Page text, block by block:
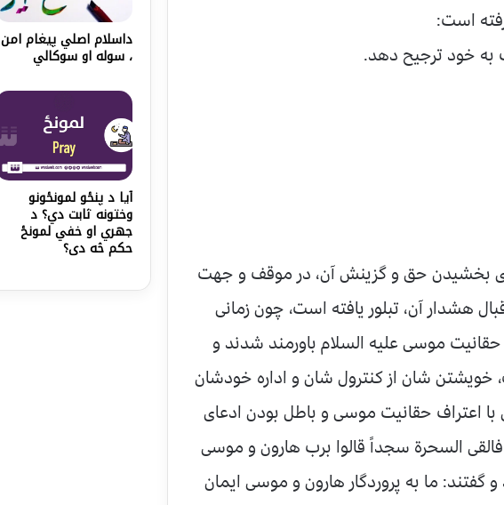
است:
به خود ترجیح دهد.
بخشیدن حق و گزینش آن، در موقف و جهت
هشدار آن، تبلور یافته است، چون زمانی
موسی علیه السلام باورمند شدند و
شان از کنترول شان و اداره خودشان
اعتراف حقانیت موسی و باطل بودن ادعای
السحرة سجداً قالوا برب هارون و موسی
و گفتند: ما به پروردگار هارون و موسی ایمان
داسلام اصلي پيغام امن
، سوله او سوکالي
آیا د پنځو لمونځونو
وختونه ثابت دي؟ د
جهري او خفي لمونځ
حکم څه دی؟